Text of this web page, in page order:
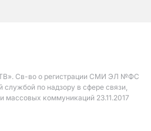
Св-во о регистрации СМИ ЭЛ №ФС
службой по надзору в сфере связи,
массовых коммуникаций 23.11.2017